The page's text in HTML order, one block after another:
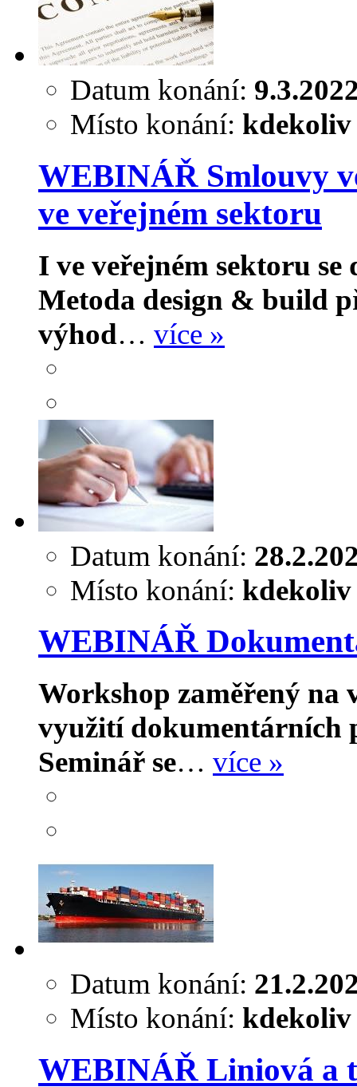
Datum konání:
Místo konání: kdekoliv
WEBINÁŘ Smlouvy
ve veřejném sektoru
I ve veřejném sektoru
Metoda design & build
výhod… více »
Datum konání:
Místo konání: kdekoliv
WEBINÁŘ
Workshop zaměřený na
využití dokumentárních
Seminář se… více »
Datum konání:
Místo konání: kdekoliv
WEBINÁŘ Liniová a